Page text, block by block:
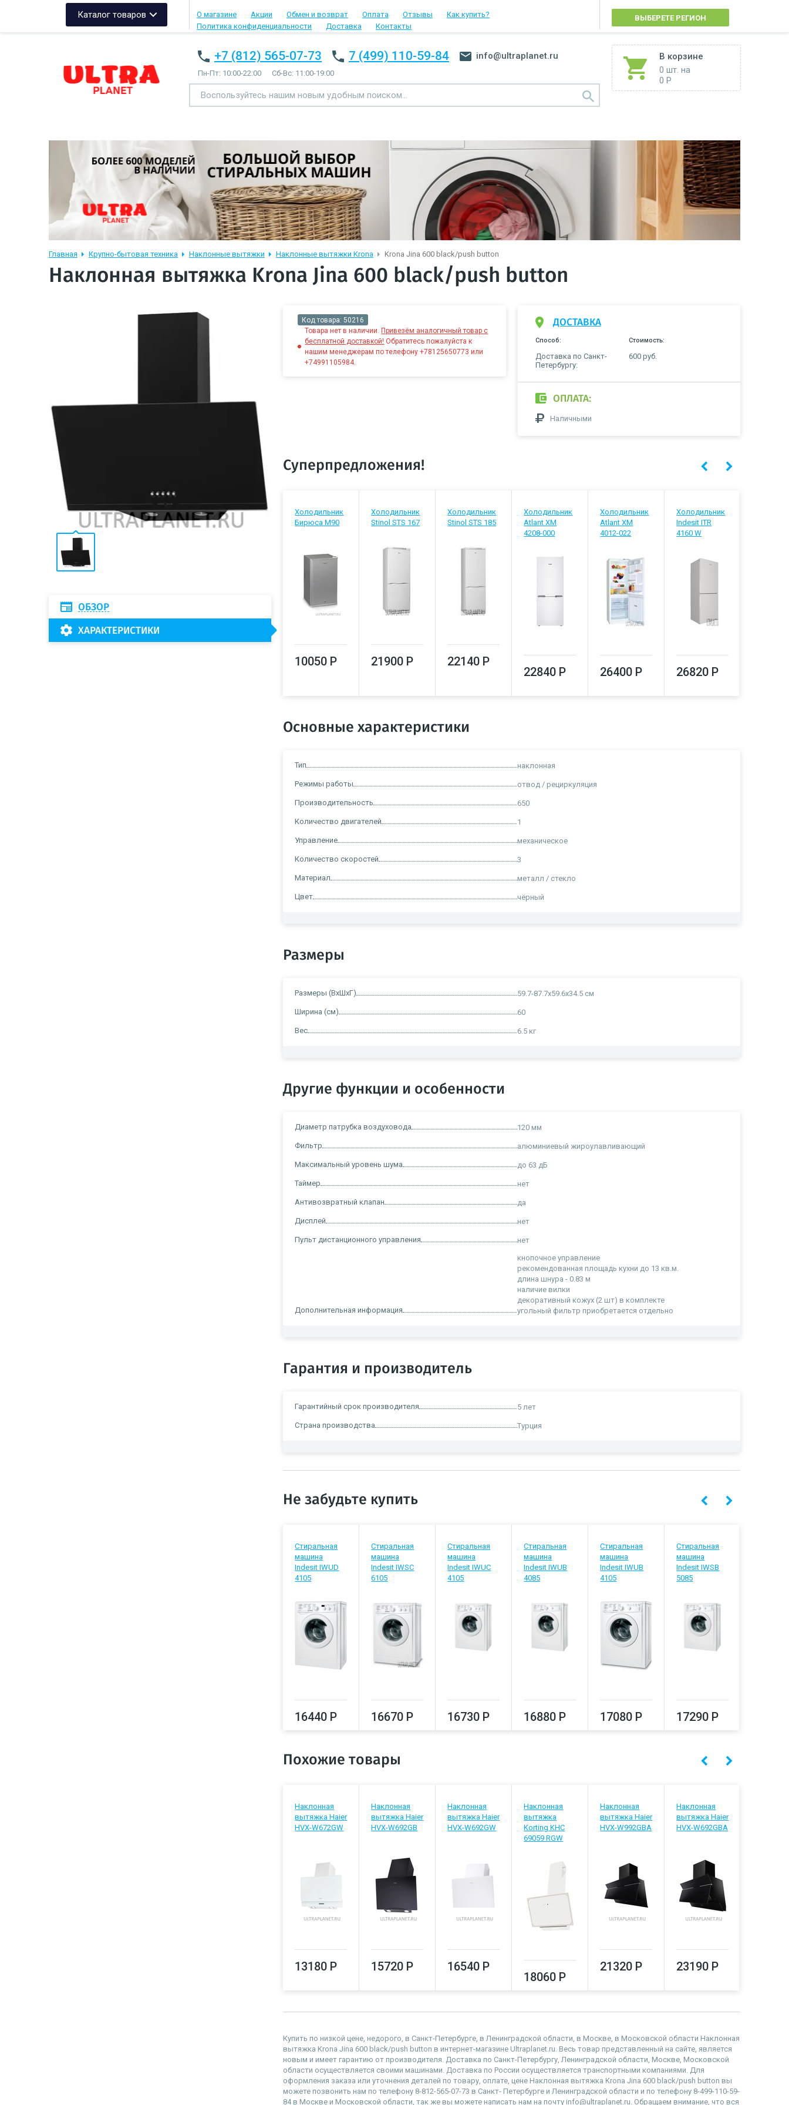
Каталог товаров О магазине Акции Обмен и возврат Оплата Отзывы
Как купить?
Политика конфиденциальности
Доставка Контакты
ВЫБЕРЕТЕ РЕГИОН
В корзине
0 шт. на
0 Р
+7 (812) 565-07-73 7 (499) 110-59-84 info@ultraplanet.ru
Пн-Пт: 10:00-22:00 Сб-Вс: 11:00-19:00
Главная Крупно-бытовая техника Наклонные вытяжки Наклонные вытяжки Krona Krona Jina 600 black/push button
Наклонная вытяжка Krona Jina 600 black/push button
ОБЗОР
ХАРАКТЕРИСТИКИ
Код товара: 50216
Товара нет в наличии.Привезём аналогичный товар с
бесплатной доставкой! Обратитесь пожалуйста к
нашим менеджерам по телефону +78125650773 или
+74991105984.
ДОСТАВКА
Способ: Стоимость:
Доставка по Санкт-
Петербургу:
600 руб.
ОПЛАТА:
Наличными
Суперпредложения!
Холодильник
Бирюса М90
10050 Р
Холодильник
Stinol STS 167
21900 Р
Холодильник
Stinol STS 185
22140 Р
Холодильник
Atlant ХМ
4208-000
22840 Р
Холодильник
Atlant ХМ
4012-022
26400 Р
Холодильник
Indesit ITR
4160 W
26820 Р
Основные характеристики
Тип наклонная
Режимы работы отвод / рециркуляция
Производительность 650
Количество двигателей 1
Управление механическое
Количество скоростей 3
Материал металл / стекло
Цвет чёрный
Размеры
Размеры (ВхШхГ) 59.7-87.7х59.6х34.5 см
Ширина (см) 60
Вес 6.5 кг
Другие функции и особенности
Диаметр патрубка воздуховода 120 мм
Фильтр алюминиевый жироулавливающий
Максимальный уровень шума до 63 дБ
Таймер нет
Антивозвратный клапан да
Дисплей нет
Пульт дистанционного управления нет
Дополнительная информация
кнопочное управление
рекомендованная площадь кухни до 13 кв.м.
длина шнура - 0.83 м
наличие вилки
декоративный кожух (2 шт) в комплекте
угольный фильтр приобретается отдельно
Гарантия и производитель
Гарантийный срок производителя 5 лет
Страна производства Турция
Не забудьте купить
Стиральная
машина
Indesit IWUD
4105
16440 Р
Стиральная
машина
Indesit IWSC
6105
16670 Р
Стиральная
машина
Indesit IWUC
4105
16730 Р
Стиральная
машина
Indesit IWUB
4085
16880 Р
Стиральная
машина
Indesit IWUB
4105
17080 Р
Стиральная
машина
Indesit IWSB
5085
17290 Р
Похожие товары
Наклонная
вытяжка Haier
HVX-W672GW
13180 Р
Наклонная
вытяжка Haier
HVX-W692GB
15720 Р
Наклонная
вытяжка Haier
HVX-W692GW
16540 Р
Наклонная
вытяжка
Korting KHC
69059 RGW
18060 Р
Наклонная
вытяжка Haier
HVX-W992GBA
21320 Р
Наклонная
вытяжка Haier
HVX-W692GBA
23190 Р
Купить по низкой цене, недорого, в Санкт-Петербурге, в Ленинградской области, в Москве, в Московской области Наклонная
вытяжка Krona Jina 600 black/push button в интернет-магазине Ultraplanet.ru. Весь товар представленный на сайте, является
новым и имеет гарантию от производителя. Доставка по Санкт-Петербургу, Ленинградской области, Москве, Московской
области осуществляется своими машинами. Доставка по России осуществляется транспортными компаниями. Для
оформления заказа или уточнения деталей по товару, оплате, цене Наклонная вытяжка Krona Jina 600 black/push button вы
можете позвонить нам по телефону 8-812-565-07-73 в Санкт- Петербурге и Ленинградской области и по телефону 8-499-110-59-
84 в Москве и Московской области, так же вы можете написать нам на почту info@ultraplanet.ru. Обращаем внимание, что вся